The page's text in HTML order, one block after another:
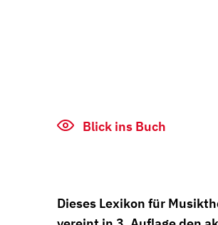
Blick ins Buch
Dieses Lexikon für